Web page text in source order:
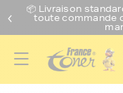
📦 Livraison
toute commande